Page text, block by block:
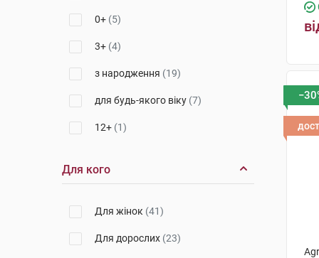
0+ (5)
3+ (4)
з народження (19)
для будь-якого віку (7)
12+ (1)
Для кого
Для жінок (41)
Для дорослих (23)